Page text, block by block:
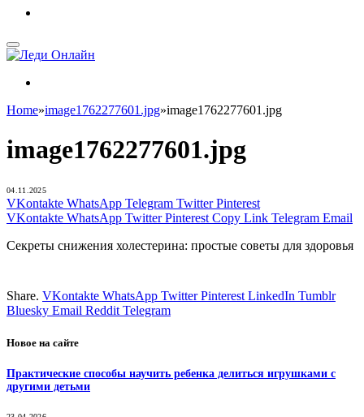
Home»image1762277601.jpg»image1762277601.jpg
image1762277601.jpg
04.11.2025
VKontakte WhatsApp Telegram Twitter Pinterest
VKontakte WhatsApp Twitter Pinterest Copy Link Telegram Email
Секреты снижения холестерина: простые советы для здоровья
Share. VKontakte WhatsApp Twitter Pinterest LinkedIn Tumblr
Bluesky Email ‏Reddit Telegram
Новое на сайте
Практические способы научить ребенка делиться игрушками с
другими детьми